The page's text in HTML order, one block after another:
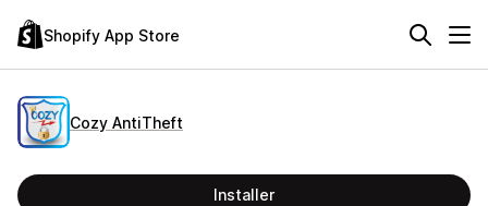
Shopify App Store
Cozy AntiTheft
Installer